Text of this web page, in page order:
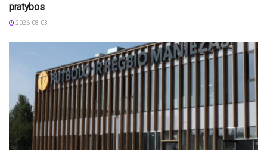
pratybos
2026-08-03